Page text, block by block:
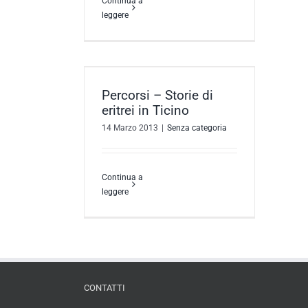
leggere
Percorsi – Storie di
eritrei in Ticino
14 Marzo 2013 Senza categoria
Continua a
leggere
CONTATTI